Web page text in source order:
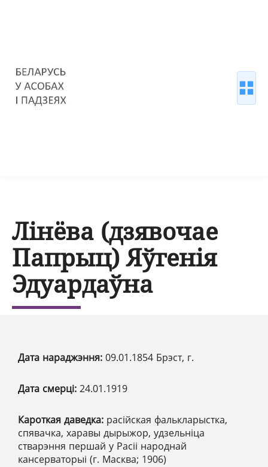
Лінёва (дзявочае
Папрыц) Яўгенія
Эдуардаўна
Дата нараджэння: 09.01.1854 Брэст, г.
Дата смерці: 24.01.1919
Кароткая даведка: расійская фалькларыстка,
спявачка, харавы дырыжор, удзельніца
стварэння першай у Расіі народнай
кансерваторыі (г. Масква; 1906)